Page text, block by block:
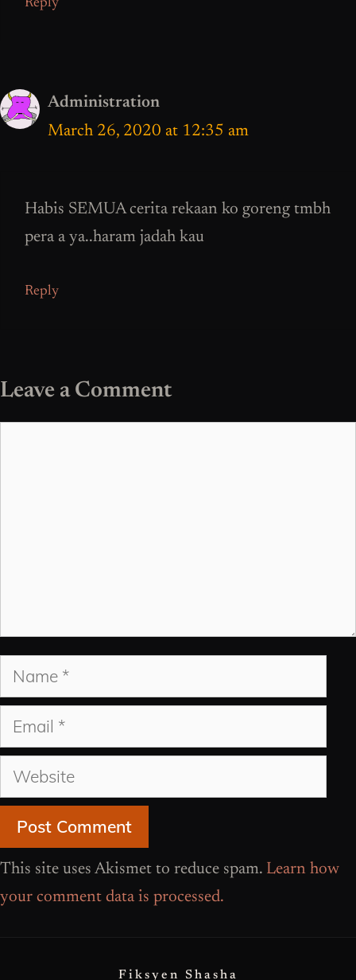
Reply
Administration
March 26, 2020 at 12:35 am
Habis SEMUA cerita rekaan ko goreng tmbh
pera a ya..haram jadah kau
Reply
Leave a Comment
Name
Email
Website
This site uses Akismet to reduce spam. Learn how
your comment data is processed.
Fiksyen Shasha